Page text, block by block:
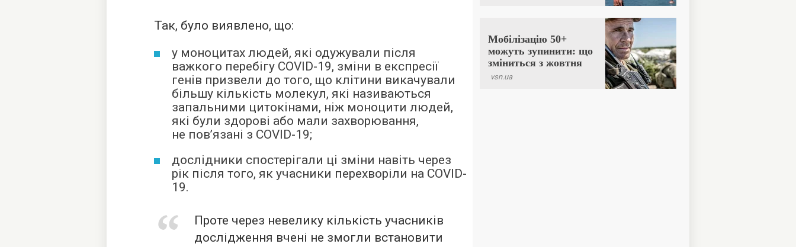
Так, було виявлено, що:
у моноцитах людей, які одужували після
важкого перебігу COVID-19, зміни в експресії
генів призвели до того, що клітини викачували
більшу кількість молекул, які називаються
запальними цитокінами, ніж моноцити людей,
які були здорові або мали захворювання,
не пов’язані з COVID-19;
дослідники спостерігали ці зміни навіть через
рік після того, як учасники перехворіли на COVID-
19.
Проте через невелику кількість учасників
дослідження вчені не змогли встановити